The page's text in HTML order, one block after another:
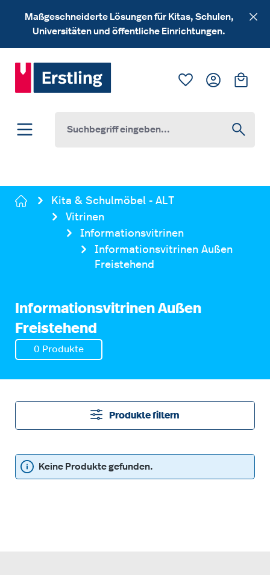
Zum Hauptinhalt springen
Maßgeschneiderte Lösungen für Kitas, Schulen,
Universitäten und öffentliche Einrichtungen.
Du hast 0
Kita & Schulmöbel - ALT
Vitrinen
Informationsvitrinen
Informationsvitrinen Außen
Freistehend
Informationsvitrinen Außen
Freistehend
0 Produkte
Produkte filtern
Keine Produkte gefunden.